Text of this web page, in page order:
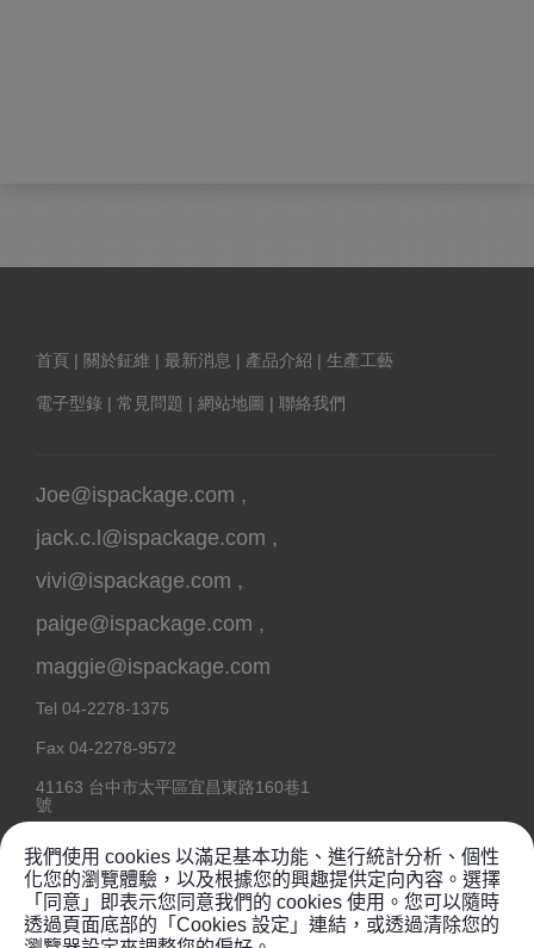
Joe@ispackage.com ,
jack.c.l@ispackage.com ,
vivi@ispackage.com ,
paige@ispackage.com ,
maggie@ispackage.com
Tel 04-2278-1375
Fax 04-2278-9572
41163 台中市太平區宜昌東路160巷1
號
首頁 | 關於鉦維 | 最新消息 | 產品介紹 | 生產工藝
電子型錄 | 常見問題 | 網站地圖 | 聯絡我們
Copyright @ 2020鉦維塑膠工業有限公司
我們使用 cookies 以滿足基本功能、進行統計分析、個性
化您的瀏覽體驗，以及根據您的興趣提供定向內容。選擇
「同意」即表示您同意我們的 cookies 使用。您可以隨時
透過頁面底部的「Cookies 設定」連結，或透過清除您的